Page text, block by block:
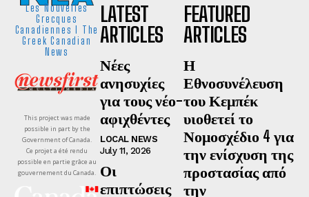
Les Nouvelles
Grecques
Canadiennes I The
Greek Canadian
News
This project was made
possible in part by the
Government of Canada.
Ce projet a été rendu
possible en partie grâce au
gouvernement du Canada.
LATEST
ARTICLES
Νέες
ανησυχίες
για τους νέο-
αφιχθέντες
LOCAL NEWS
July 11, 2026
Οι
επιπτώσεις
FEATURED
ARTICLES
Η
Εθνοσυνέλευση
του Κεμπέκ
υιοθετεί το
Νομοσχέδιο 4 για
την ενίσχυση της
προστασίας από
την